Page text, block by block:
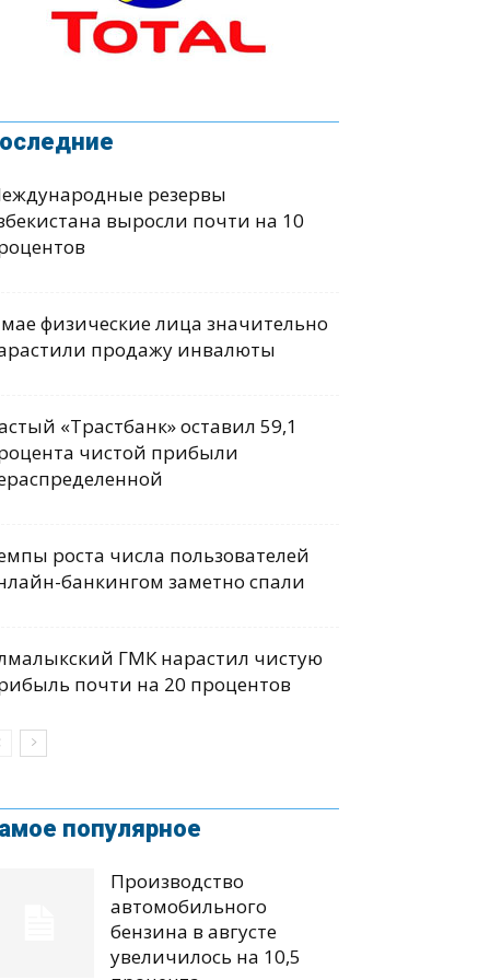
резервы
выросли почти на 10
физические лица значительно
продажу инвалюты
«Трастбанк» оставил 59,1
чистой прибыли
роста числа пользователей
банкингом заметно спали
ГМК нарастил чистую
почти на 20 процентов
популярное
Производство
автомобильного
бензина в августе
увеличилось на 10,5